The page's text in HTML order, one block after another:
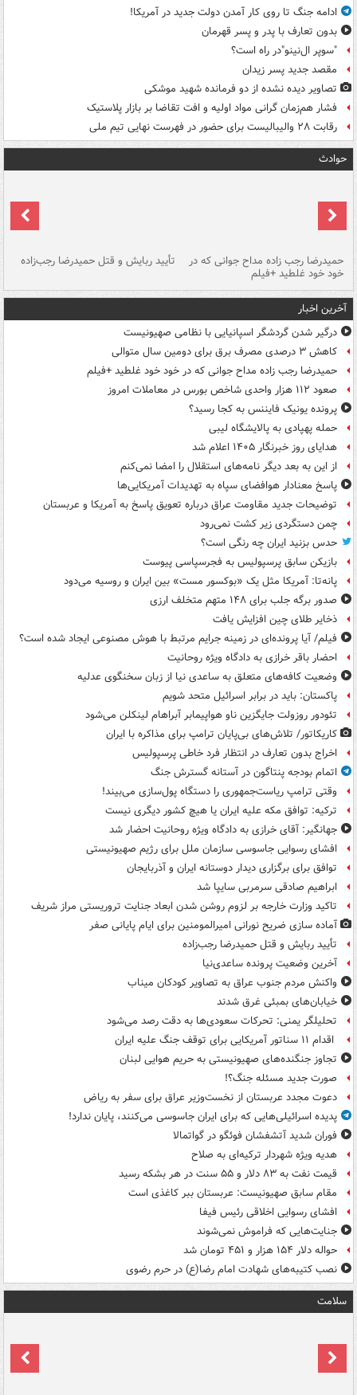
ادامه جنگ تا روی کار آمدن دولت جدید در آمریکا!
بدون تعارف با پدر و پسر قهرمان
"سوپر ال‌نینو"در راه است؟
مقصد جدید پسر زیدان
تصاویر دیده‌ نشده از دو فرمانده شهید موشکی
فشار هم‌زمان گرانی مواد اولیه و افت تقاضا بر بازار پلاستیک
رقابت ۲۸ والیبالیست برای حضور در فهرست نهایی تیم ملی
حوادث
حمیدرضا رجب زاده مداح جوانی که در
خود خود غلطید +فیلم
تأیید ربایش و قتل حمیدرضا رجب‌زاده
آخرین اخبار
درگیر شدن گردشگر اسپانیایی با نظامی صهیونیست
کاهش ۳ درصدی مصرف برق برای دومین سال متوالی
حمیدرضا رجب زاده مداح جوانی که در خود خود غلطید +فیلم
صعود ۱۱۲ هزار واحدی شاخص بورس در معاملات امروز
پرونده یونیک فایننس به کجا رسید؟
حمله پهپادی به پالایشگاه لیبی
هدایای روز خبرنگار ۱۴۰۵ اعلام شد
از این به بعد دیگر نامه‌های استقلال را امضا نمی‌کنم
پاسخ معنادار هوافضای سپاه به تهدیدات آمریکایی‌ها
توضیحات جدید مقاومت عراق درباره تعویق پاسخ به آمریکا و عربستان
چمن دستگردی زیر کشت نمی‌رود
حدس بزنید ایران چه رنگی است؟
بازیکن سابق پرسپولیس به فجرسپاسی پیوست
پانه‌تا: آمریکا مثل یک «بوکسور مست» بین ایران و روسیه می‌دود
صدور برگه جلب برای ۱۴۸ متهم متخلف ارزی
ذخایر طلای چین افزایش یافت
فیلم/ آیا پرونده‌ای در زمینه جرایم مرتبط با هوش مصنوعی ایجاد شده است؟
احضار باقر خرازی به دادگاه ویژه روحانیت
وضعیت کافه‌های متعلق به ساعدی نیا از زبان سخنگوی عدلیه
پاکستان: باید در برابر اسرائیل متحد شویم
تئودور روزولت جایگزین ناو هواپیمابر آبراهام لینکلن می‌شود
کاریکاتور/ تلاش‌های بی‌پایان ترامپ برای مذاکره با ایران
اخراج بدون تعارف در انتظار فرد خاطی پرسپولیس
اتمام بودجه پنتاگون در آستانه گسترش جنگ
وقتی ترامپ ریاست‌جمهوری را دستگاه پول‌سازی می‌بیند!
ترکیه: توافق مکه علیه ایران یا هیچ کشور دیگری نیست
جهانگیر: آقای خرازی به دادگاه ویژه روحانیت احضار شد
افشای رسوایی جاسوسی سازمان ملل برای رژیم صهیونیستی
توافق برای برگزاری دیدار دوستانه ایران و آذربایجان
ابراهیم صادقی سرمربی سایپا شد
تاکید وزارت خارجه بر لزوم روشن شدن ابعاد جنایت تروریستی مراز شریف
آماده سازی ضریح نورانی امیرالمومنین برای ایام پایانی صفر
تأیید ربایش و قتل حمیدرضا رجب‌زاده
آخرین وضعیت پرونده ساعدی‌نیا
واکنش مردم جنوب عراق به تصاویر کودکان میناب
خیابان‌های بمبئی غرق شدند
تحلیلگر یمنی: تحرکات سعودی‌ها به دقت رصد می‌شود
اقدام ۱۱ سناتور آمریکایی برای توقف جنگ علیه ایران
تجاوز جنگنده‌های صهیونیستی به حریم هوایی لبنان
صورت جدید مسئله جنگ؟!
دعوت مجدد عربستان از نخست‌وزیر عراق برای سفر به ریاض
پدیده اسرائیلی‌هایی که برای ایران جاسوسی می‌کنند، پایان ندارد!
فوران شدید آتشفشان فوئگو در گواتمالا
هدیه ویژه شهردار ترکیه‌ای به صلاح
قیمت نفت به ۸۳ دلار و ۵۵ سنت در هر بشکه رسید
مقام سابق صهیونیست: عربستان ببر کاغذی است
افشای رسوایی اخلاقی رئیس فیفا
جنایت‌هایی که فراموش نمی‌شوند
حواله دلار ۱۵۴ هزار و ۴۵۱ تومان شد
نصب کتیبه‌های شهادت امام رضا(ع) در حرم رضوی
سلامت